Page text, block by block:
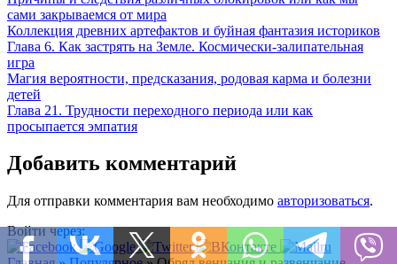
сами закрываемся от мира
Коллекция древних артефактов и буйная фантазия историков
Глава 6. Как застрять на Земле. Космически-залипательная
игра
Магия вероятности, предсказания, родовая карма и болезни
детей
Глава 21. Трудности переходного периода или как
просыпается эмпатия
Добавить комментарий
Для отправки комментария вам необходимо авторизоваться.
Войти через: